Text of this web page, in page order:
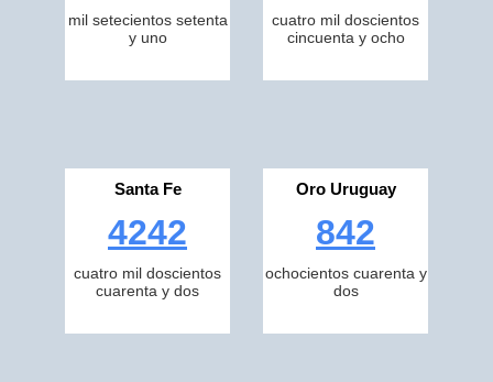
mil setecientos setenta
y uno
cuatro mil doscientos
cincuenta y ocho
Santa Fe
4242
cuatro mil doscientos
cuarenta y dos
Oro Uruguay
842
ochocientos cuarenta y
dos